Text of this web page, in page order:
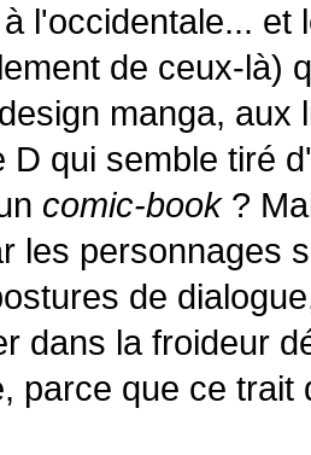
l'occidentale... et
de ceux-là)
manga, aux
D qui semble tiré
comic-book?
les personnages
de
dans la froideur
parce que ce